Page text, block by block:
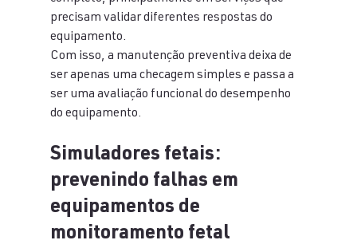
precisam validar diferentes respostas do
equipamento.
Com isso, a manutenção preventiva deixa de
ser apenas uma checagem simples e passa a
ser uma avaliação funcional do desempenho
do equipamento.
Simuladores fetais:
prevenindo falhas em
equipamentos de
monitoramento fetal